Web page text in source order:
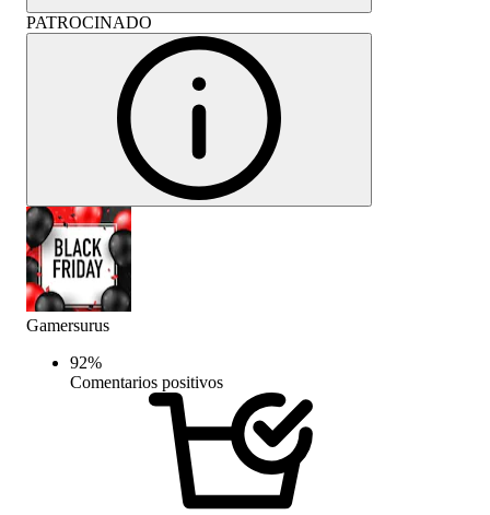
PATROCINADO
Gamersurus
92%
Comentarios positivos